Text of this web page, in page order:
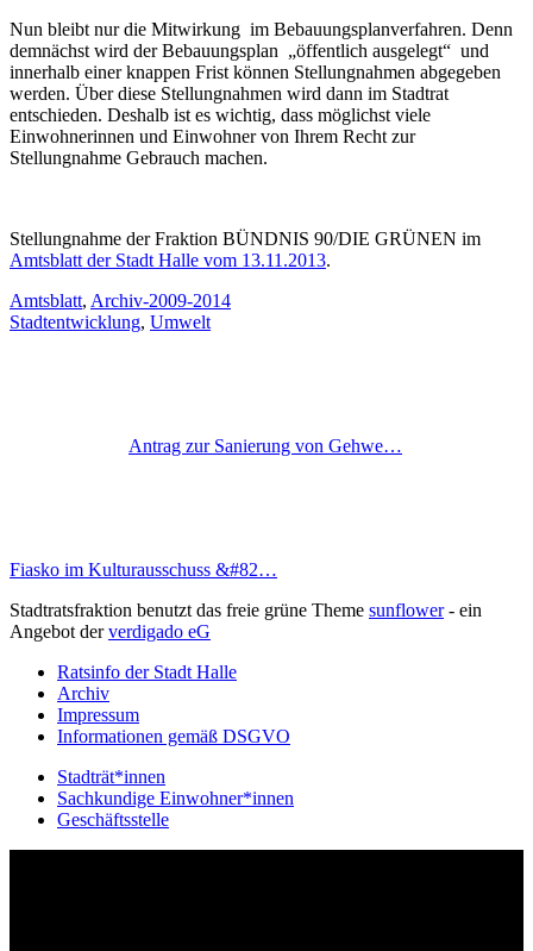
Nun bleibt nur die Mitwirkung im Bebauungsplanverfahren. Denn
demnächst wird der Bebauungsplan „öffentlich ausgelegt“ und
innerhalb einer knappen Frist können Stellungnahmen abgegeben
werden. Über diese Stellungnahmen wird dann im Stadtrat
entschieden. Deshalb ist es wichtig, dass möglichst viele
Einwohnerinnen und Einwohner von Ihrem Recht zur
Stellungnahme Gebrauch machen.
Stellungnahme der Fraktion BÜNDNIS 90/DIE GRÜNEN im
Amtsblatt der Stadt Halle vom 13.11.2013.
Amtsblatt, Archiv-2009-2014
Stadtentwicklung, Umwelt
Antrag zur Sanierung von Gehwe…
Fiasko im Kulturausschuss &#82…
Stadtratsfraktion benutzt das freie grüne Theme sunflower‐ ein
Angebot derverdigado eG
Ratsinfo der Stadt Halle
Archiv
Impressum
Informationen gemäß DSGVO
Stadträt*innen
Sachkundige Einwohner*innen
Geschäftsstelle